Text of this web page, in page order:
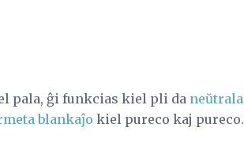
pala, ĝi funkcias kiel pli da neŭtrala
blankaĵo kiel pureco kaj pureco.